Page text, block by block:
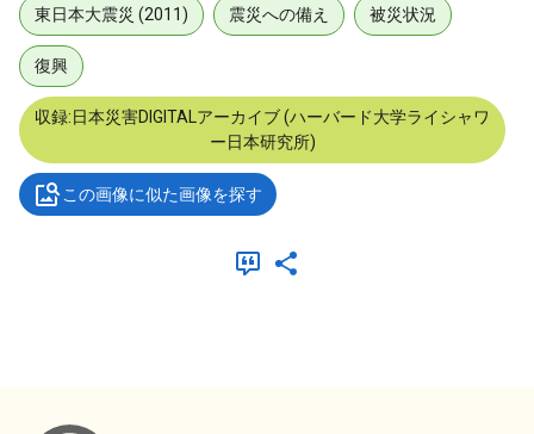
東日本大震災 (2011) 震災への備え 被災状況
復興
収録:日本災害DIGITALアーカイブ (ハーバード大学ライシャワ
ー日本研究所)
この画像に似た画像を探す